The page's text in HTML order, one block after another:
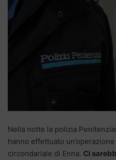
Nella notte la polizia
hanno effettuato
circondariale di Enna. Ci